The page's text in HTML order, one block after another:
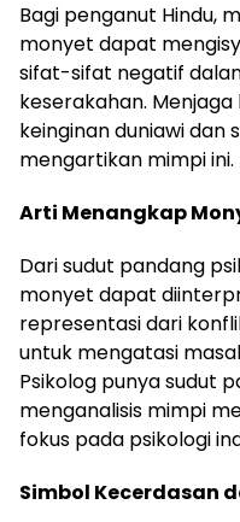
Bagi penganut Hindu,
monyet dapat
sifat-sifat negatif
keserakahan.
keinginan duniawi dan
mengartikan mimpi ini.
Arti Menangkap
Dari sudut pandang
monyet dapat
representasi dari
untuk mengatasi
Psikolog punya sudut
menganalisis mimpi
fokus pada psikologi
Simbol Kecerdasan